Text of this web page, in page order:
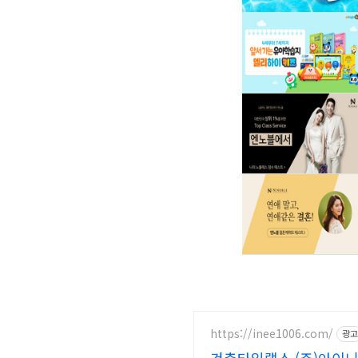
https://inee1006.com/ 광고